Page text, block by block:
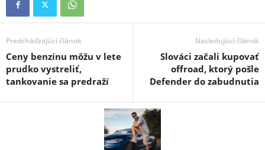
Predchádzajúci článok
Ceny benzínu môžu v lete
prudko vystreliť,
tankovanie sa predraží
Nasledujúci článok
Slováci začali kupovať
offroad, ktorý pošle
Defender do zabudnutia